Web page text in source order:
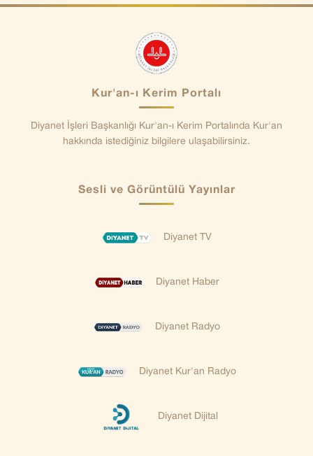
Kur'an-ı Kerim Portalı
Diyanet İşleri Başkanlığı Kur'an-ı Kerim Portalında Kur'an
hakkında istediğiniz bilgilere ulaşabilirsiniz.
Sesli ve Görüntülü Yayınlar
Diyanet TV
Diyanet Haber
Diyanet Radyo
Diyanet Kur'an Radyo
Diyanet Dijital